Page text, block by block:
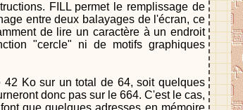
FILL permet le remplissage de
entre deux balayages de l'écran, ce
de lire un caractère à un endroit
"cercle" ni de motifs graphiques
Ko sur un total de 64, soit quelques
donc pas sur le 664. C'est le cas,